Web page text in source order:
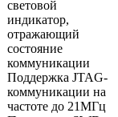
световой
индикатор,
отражающий
состояние
коммуникации
Поддержка JTAG-
коммуникации на
частоте до 21МГц